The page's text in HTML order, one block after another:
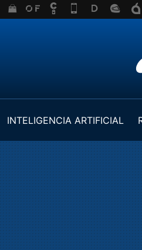
INTELIGENCIA ARTIFICIAL